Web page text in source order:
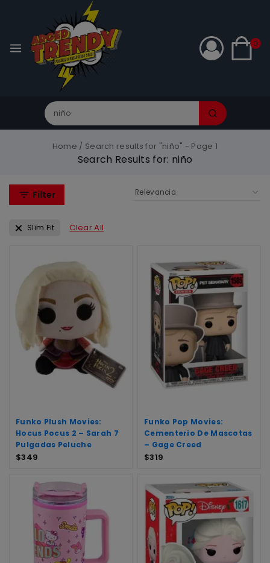
0
Home / Search results for "niño" - Page 1
Search Results for: niño
Filter
Slim Fit Clear All
Funko Plush Movies:
Hocus Pocus 2 – Sarah 7
Pulgadas Peluche
$349
Funko Pop Movies:
Cementerio De Mascotas
– Gage Creed
$319